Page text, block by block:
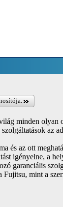
minden olyan
az
és az ott
igényelne, a
garanciális
mint a